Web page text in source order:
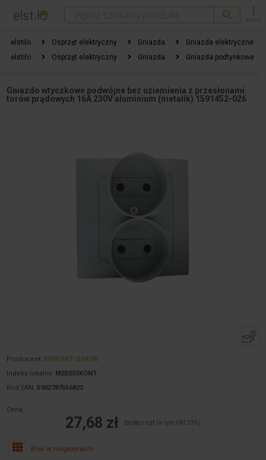
Menu
elstilo Osprzęt elektryczny Gniazda
Gniazda elektryczne
elstilo
Osprzęt elektryczny Gniazda Gniazda podtynkowe
Gniazdo wtyczkowe podwójne bez uziemienia z przesłonami
torów prądowych 16A 230V aluminium (metalik) 1591452-026
Producent: KONTAKT-SIMON
Indeks lokalny: MEE033KONT
Kod EAN: 5902787556822
Cena:
27,68 zł brutto / szt. (w tym VAT 23%)
Brak w magazynach